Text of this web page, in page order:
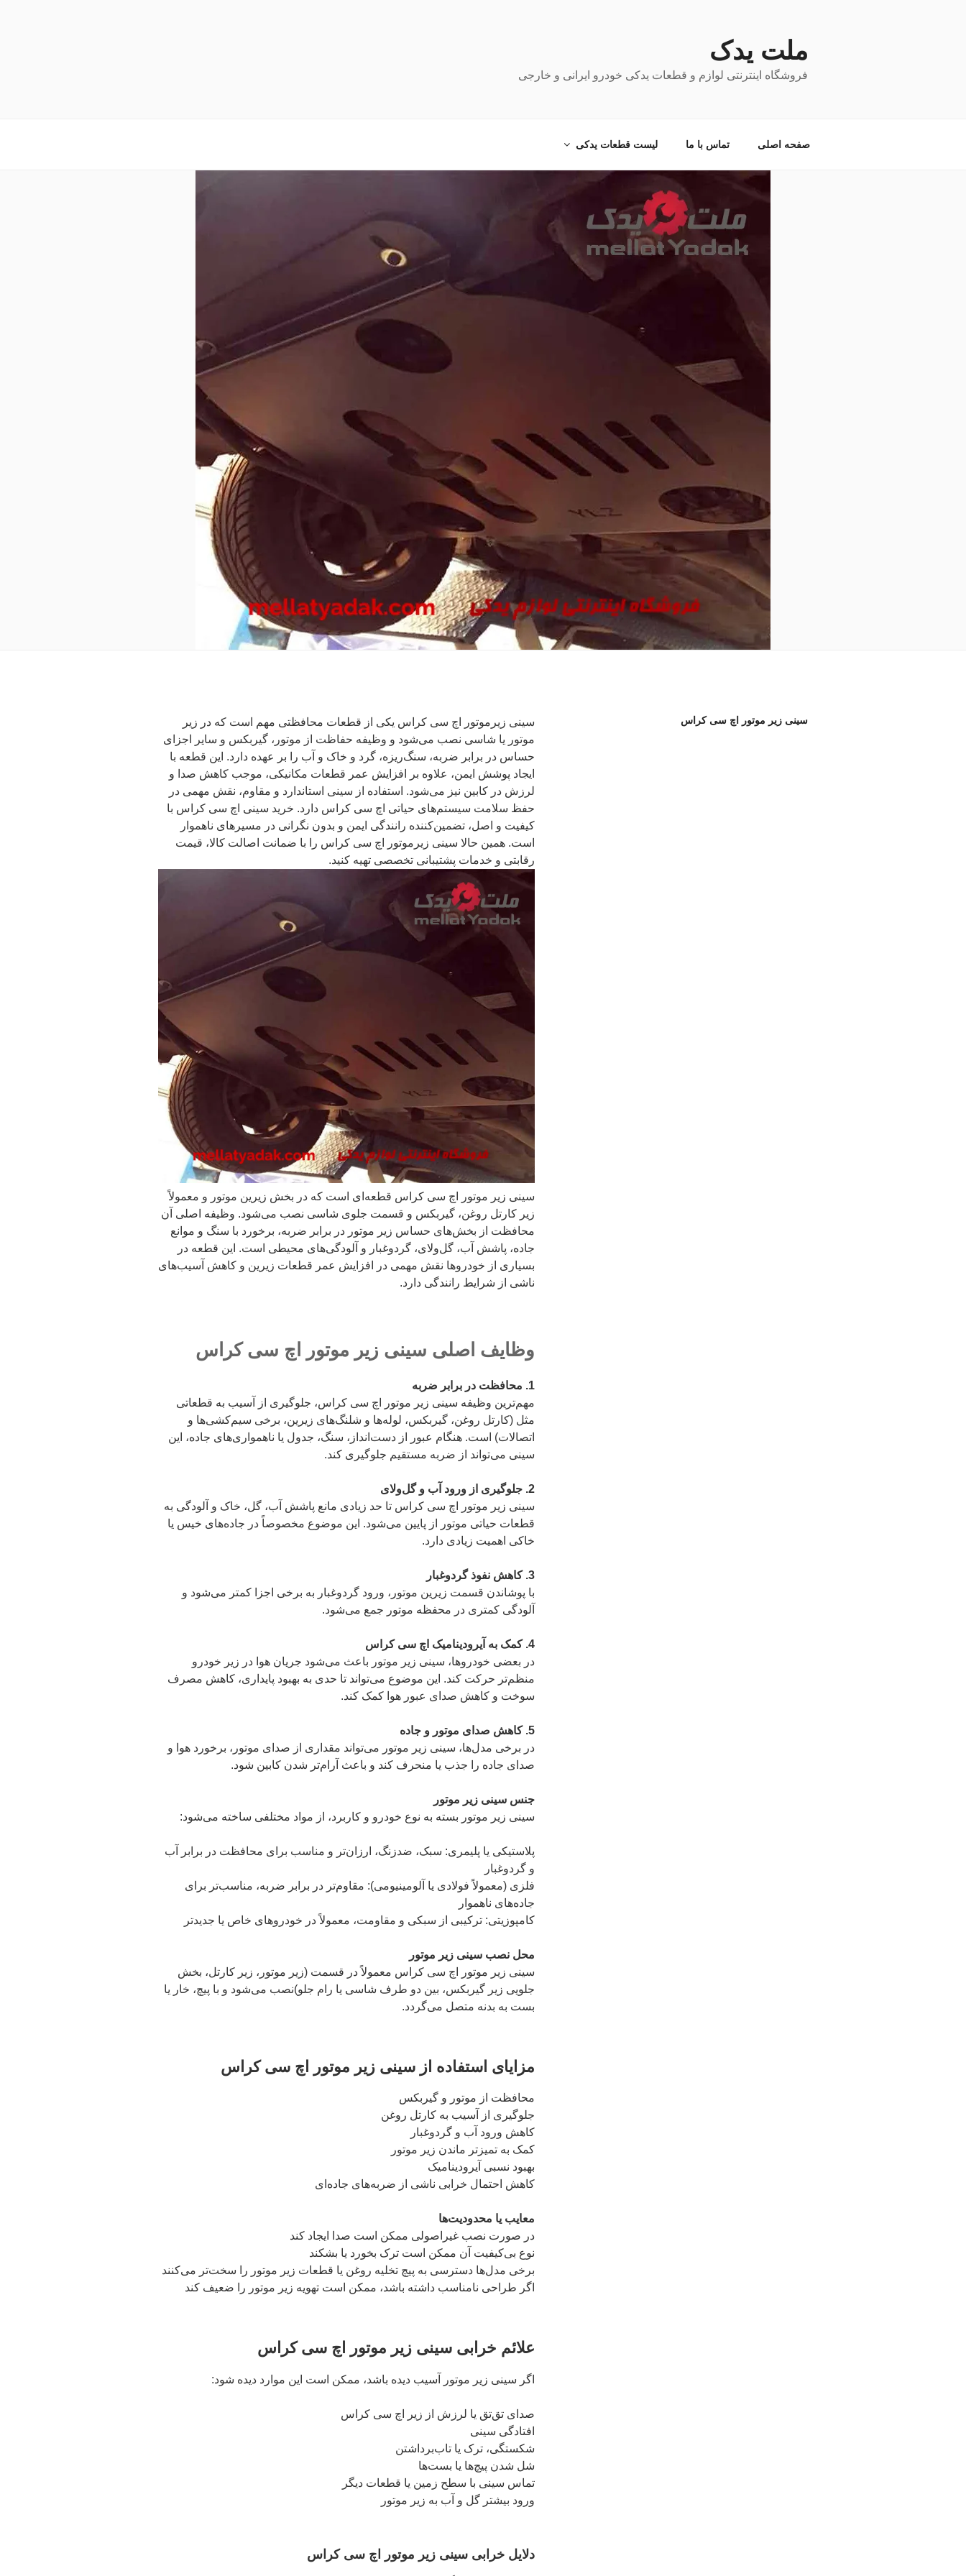
ملت یدک
فروشگاه اینترنتی لوازم و قطعات یدکی خودرو ایرانی و خارجی
صفحه اصلی تماس با ما لیست قطعات یدکی
سینی زیر موتور اچ سی کراس
سینی زیرموتور اچ سی کراس یکی از قطعات محافظتی مهم است که در زیر
موتور یا شاسی نصب می‌شود و وظیفه حفاظت از موتور، گیربکس و سایر اجزای
حساس در برابر ضربه، سنگ‌ریزه، گرد و خاک و آب را بر عهده دارد. این قطعه با
ایجاد پوشش ایمن، علاوه بر افزایش عمر قطعات مکانیکی، موجب کاهش صدا و
لرزش در کابین نیز می‌شود. استفاده از سینی استاندارد و مقاوم، نقش مهمی در
حفظ سلامت سیستم‌های حیاتی اچ سی کراس دارد. خرید سینی اچ سی کراس با
کیفیت و اصل، تضمین‌کننده رانندگی ایمن و بدون نگرانی در مسیرهای ناهموار
است. همین حالا سینی زیرموتور اچ سی کراس را با ضمانت اصالت کالا، قیمت
رقابتی و خدمات پشتیبانی تخصصی تهیه کنید.
سینی زیر موتور اچ سی کراس قطعه‌ای است که در بخش زیرین موتور و معمولاً
زیر کارتل روغن، گیربکس و قسمت جلوی شاسی نصب می‌شود. وظیفه اصلی آن
محافظت از بخش‌های حساس زیر موتور در برابر ضربه، برخورد با سنگ و موانع
جاده، پاشش آب، گل‌ولای، گردوغبار و آلودگی‌های محیطی است. این قطعه در
بسیاری از خودروها نقش مهمی در افزایش عمر قطعات زیرین و کاهش آسیب‌های
ناشی از شرایط رانندگی دارد.
وظایف اصلی سینی زیر موتور اچ سی کراس
1. محافظت در برابر ضربه
مهم‌ترین وظیفه سینی زیر موتور اچ سی کراس، جلوگیری از آسیب به قطعاتی
مثل (کارتل روغن، گیربکس، لوله‌ها و شلنگ‌های زیرین، برخی سیم‌کشی‌ها و
اتصالات) است. هنگام عبور از دست‌انداز، سنگ، جدول یا ناهمواری‌های جاده، این
سینی می‌تواند از ضربه مستقیم جلوگیری کند.
2. جلوگیری از ورود آب و گل‌ولای
سینی زیر موتور اچ سی کراس تا حد زیادی مانع پاشش آب، گل، خاک و آلودگی به
قطعات حیاتی موتور از پایین می‌شود. این موضوع مخصوصاً در جاده‌های خیس یا
خاکی اهمیت زیادی دارد.
3. کاهش نفوذ گردوغبار
با پوشاندن قسمت زیرین موتور، ورود گردوغبار به برخی اجزا کمتر می‌شود و
آلودگی کمتری در محفظه موتور جمع می‌شود.
4. کمک به آیرودینامیک اچ سی کراس
در بعضی خودروها، سینی زیر موتور باعث می‌شود جریان هوا در زیر خودرو
منظم‌تر حرکت کند. این موضوع می‌تواند تا حدی به بهبود پایداری، کاهش مصرف
سوخت و کاهش صدای عبور هوا کمک کند.
5. کاهش صدای موتور و جاده
در برخی مدل‌ها، سینی زیر موتور می‌تواند مقداری از صدای موتور، برخورد هوا و
صدای جاده را جذب یا منحرف کند و باعث آرام‌تر شدن کابین شود.
جنس سینی زیر موتور
سینی زیر موتور بسته به نوع خودرو و کاربرد، از مواد مختلفی ساخته می‌شود:
پلاستیکی یا پلیمری: سبک، ضدزنگ، ارزان‌تر و مناسب برای محافظت در برابر آب
و گردوغبار
فلزی (معمولاً فولادی یا آلومینیومی): مقاوم‌تر در برابر ضربه، مناسب‌تر برای
جاده‌های ناهموار
کامپوزیتی: ترکیبی از سبکی و مقاومت، معمولاً در خودروهای خاص یا جدیدتر
محل نصب سینی زیر موتور
سینی زیر موتور اچ سی کراس معمولاً در قسمت (زیر موتور، زیر کارتل، بخش
جلویی زیر گیربکس، بین دو طرف شاسی یا رام جلو)نصب می‌شود و با پیچ، خار یا
بست به بدنه متصل می‌گردد.
مزایای استفاده از سینی زیر موتور اچ سی کراس
محافظت از موتور و گیربکس
جلوگیری از آسیب به کارتل روغن
کاهش ورود آب و گردوغبار
کمک به تمیزتر ماندن زیر موتور
بهبود نسبی آیرودینامیک
کاهش احتمال خرابی ناشی از ضربه‌های جاده‌ای
معایب یا محدودیت‌ها
در صورت نصب غیراصولی ممکن است صدا ایجاد کند
نوع بی‌کیفیت آن ممکن است ترک بخورد یا بشکند
برخی مدل‌ها دسترسی به پیچ تخلیه روغن یا قطعات زیر موتور را سخت‌تر می‌کنند
اگر طراحی نامناسب داشته باشد، ممکن است تهویه زیر موتور را ضعیف کند
علائم خرابی سینی زیر موتور اچ سی کراس
اگر سینی زیر موتور آسیب دیده باشد، ممکن است این موارد دیده شود:
صدای تق‌تق یا لرزش از زیر اچ سی کراس
افتادگی سینی
شکستگی، ترک یا تاب‌برداشتن
شل شدن پیچ‌ها یا بست‌ها
تماس سینی با سطح زمین یا قطعات دیگر
ورود بیشتر گل و آب به زیر موتور
دلایل خرابی سینی زیر موتور اچ سی کراس